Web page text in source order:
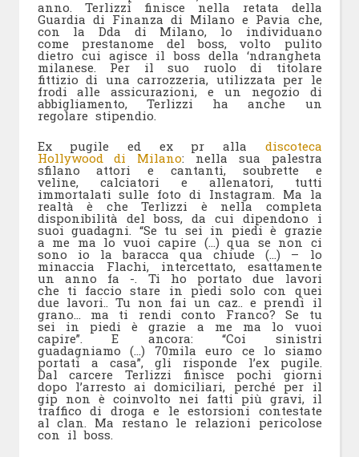
anno. Terlizzi finisce nella retata della
Guardia di Finanza di Milano e Pavia che,
con la Dda di Milano, lo individuano
come prestanome del boss, volto pulito
dietro cui agisce il boss della ‘ndrangheta
milanese. Per il suo ruolo di titolare
fittizio di una carrozzeria, utilizzata per le
frodi alle assicurazioni, e un negozio di
abbigliamento, Terlizzi ha anche un
regolare stipendio.
Ex pugile ed ex pr alla discoteca
Hollywood di Milano: nella sua palestra
sfilano attori e cantanti, soubrette e
veline, calciatori e allenatori, tutti
immortalati sulle foto di Instagram. Ma la
realtà è che Terlizzi è nella completa
disponibilità del boss, da cui dipendono i
suoi guadagni. “Se tu sei in piedi è grazie
a me ma lo vuoi capire (…) qua se non ci
sono io la baracca qua chiude (…) – lo
minaccia Flachi, intercettato, esattamente
un anno fa -. Ti ho portato due lavori
che ti faccio stare in piedi solo con quei
due lavori.. Tu non fai un caz.. e prendi il
grano… ma ti rendi conto Franco? Se tu
sei in piedi è grazie a me ma lo vuoi
capire”. E ancora: “Coi sinistri
guadagniamo (…) 70mila euro ce lo siamo
portati a casa”, gli risponde l’ex pugile.
Dal carcere Terlizzi finisce pochi giorni
dopo l’arresto ai domiciliari, perché per il
gip non è coinvolto nei fatti più gravi, il
traffico di droga e le estorsioni contestate
al clan. Ma restano le relazioni pericolose
con il boss.